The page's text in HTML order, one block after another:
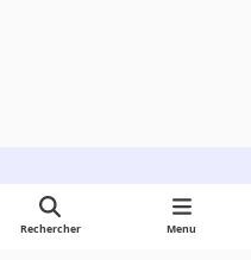
Rechercher Menu